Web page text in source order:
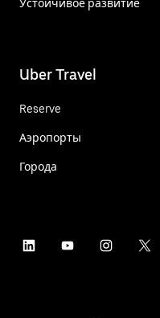
Устойчивое развитие
Uber Travel
Reserve
Аэропорты
Города